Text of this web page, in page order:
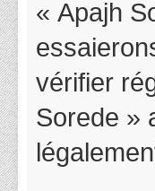
« Apajh
vérifier
Sorede »